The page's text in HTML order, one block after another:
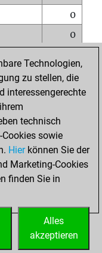
0
0
0
0
0
Technologien,
zu stellen, die
interessengerechte
technisch
sowie
Hierkönnen Sie der
Marketing-Cookies
finden Sie in
Alles
akzeptieren